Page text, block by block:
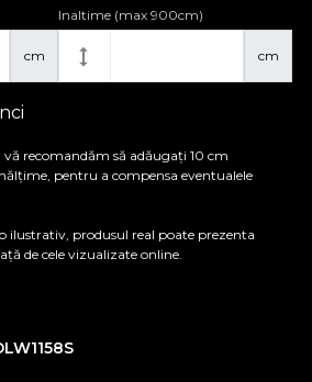
cm cm
Inaltime (max 900cm)
recomandăm să adăugați 10 cm
pentru a compensa eventualele
ilustrativ, produsul real poate prezenta
de cele vizualizate online.